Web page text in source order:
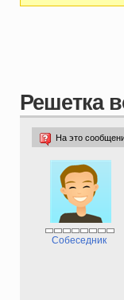
Решетка
На это
Собеседник